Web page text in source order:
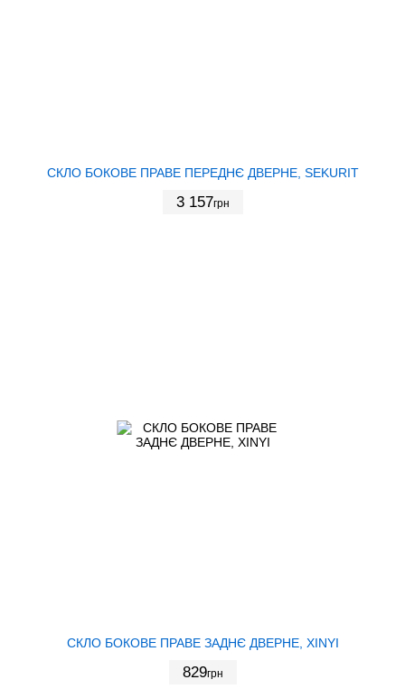
СКЛО БОКОВЕ ПРАВЕ ПЕРЕДНЄ ДВЕРНЕ, SEKURIT
3 157грн
СКЛО БОКОВЕ ПРАВЕ ЗАДНЄ ДВЕРНЕ, XINYI
829грн